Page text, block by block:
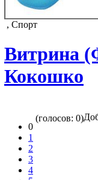
, Спорт
Витрина
Кокошко
0
1
2
3
4
(голосов: 0)